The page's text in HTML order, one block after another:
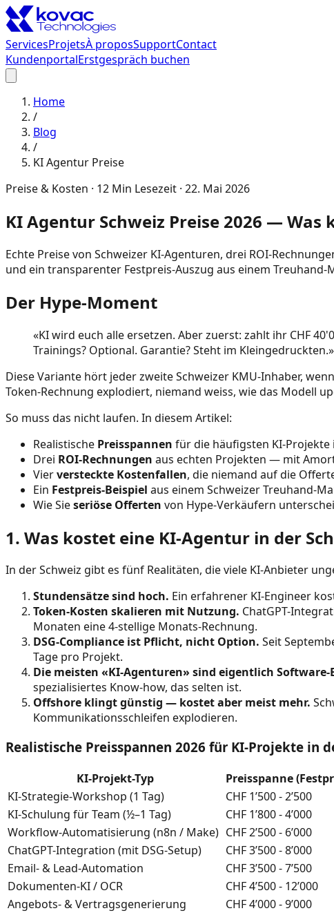
ServicesProjetsÀ proposSupportContact
KundenportalErstgespräch buchen
Home
/
Blog
/
KI Agentur Preise
Preise & Kosten · 12 Min Lesezeit · 22. Mai 2026
KI Agentur Schweiz Preise 2026 —
Echte Preise von Schweizer KI-Agenturen, drei ROI-
und ein transparenter Festpreis-Auszug aus einem Treuhand-
Der Hype-Moment
«KI wird euch alle ersetzen. Aber zuerst: zahlt ihr CHF
Trainings? Optional. Garantie? Steht im Kleingedruckten.»
Diese Variante hört jeder zweite Schweizer KMU-Inhaber,
Token-Rechnung explodiert, niemand weiss, wie das Modell
So muss das nicht laufen. In diesem Artikel:
Realistische Preisspannen für die häufigsten KI-Projekte
Drei ROI-Rechnungen aus echten Projekten — mit
Vierversteckte Kostenfallen, die niemand auf die
Ein Festpreis-Beispiel aus einem Schweizer Treuhand-
Wie Sieseriöse Offerten von Hype-Verkäufern
1. Was kostet eine KI-Agentur in der
In der Schweiz gibt es fünf Realitäten, die viele KI-Anbieter
Stundensätze sind hoch. Ein erfahrener KI-Engineer
Token-Kosten skalieren mit Nutzung. ChatGPT-
Monaten eine 4-stellige Monats-Rechnung.
DSG-Compliance ist Pflicht, nicht Option. Seit
Tage pro Projekt.
Die meisten «KI-Agenturen» sind eigentlich
spezialisiertes Know-how, das selten ist.
Offshore klingt günstig — kostet aber meist mehr.
Kommunikationsschleifen explodieren.
Realistische Preisspannen 2026 für KI-Projekte in
KI-Projekt-Typ Preisspanne
KI-Strategie-Workshop (1 Tag)
CHF 1’500 - 2’500
KI-Schulung für Team (½–1 Tag)
CHF 1’800 - 4’000
Workflow-Automatisierung (n8n / Make) CHF 2’500 - 6’000
ChatGPT-Integration (mit DSG-Setup)
CHF 3’500 - 8’000
Email- & Lead-Automation
CHF 3’500 - 7’500
Dokumenten-KI / OCR
CHF 4’500 - 12’000
Angebots- & Vertragsgenerierung
CHF 4’000 - 9’000